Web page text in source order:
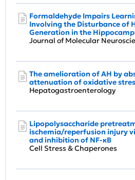
Formaldehyde Impairs
Involving the Disturbance of
Generation in the
Journal of Molecular
The amelioration of AH by
attenuation of oxidative
Hepatogastroenterology
Lipopolysaccharide
ischemia/reperfusion injury
and inhibition of NF-κB
Cell Stress & Chaperones